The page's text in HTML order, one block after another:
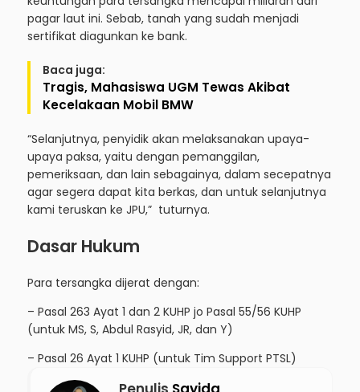
pagar laut ini. Sebab, tanah yang sudah menjadi
sertifikat diagunkan ke bank.
Baca juga:
Tragis, Mahasiswa UGM Tewas Akibat
Kecelakaan Mobil BMW
“Selanjutnya, penyidik akan melaksanakan upaya-
upaya paksa, yaitu dengan pemanggilan,
pemeriksaan, dan lain sebagainya, dalam secepatnya
agar segera dapat kita berkas, dan untuk selanjutnya
kami teruskan ke JPU,” tuturnya.
Dasar Hukum
Para tersangka dijerat dengan:
– Pasal 263 Ayat 1 dan 2 KUHP jo Pasal 55/56 KUHP
(untuk MS, S, Abdul Rasyid, JR, dan Y)
– Pasal 26 Ayat 1 KUHP (untuk Tim Support PTSL)